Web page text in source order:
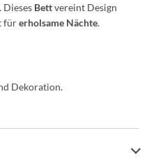
. Dieses Bettvereint Design
fürerholsame Nächte.
Dekoration.